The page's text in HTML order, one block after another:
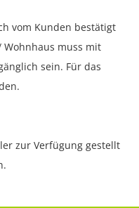
vom Kunden bestätigt
muss mit
sein. Für das
zur Verfügung gestellt